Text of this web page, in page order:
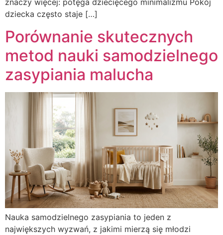
znaczy więcej: potęga dziecięcego minimalizmu Pokój
dziecka często staje […]
Porównanie skutecznych
metod nauki samodzielnego
zasypiania malucha
Nauka samodzielnego zasypiania to jeden z
największych wyzwań, z jakimi mierzą się młodzi